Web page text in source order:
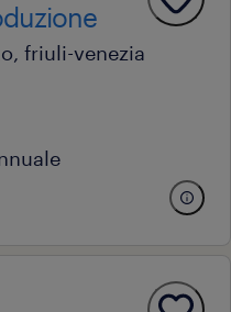
friuli-venezia